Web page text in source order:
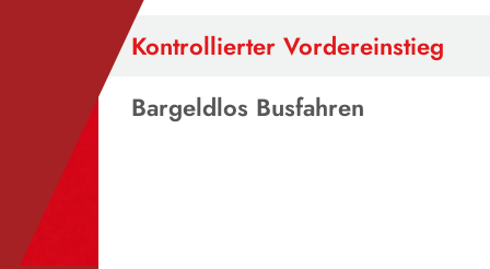
Kontrollierter Vordereinstieg
Bargeldlos Busfahren